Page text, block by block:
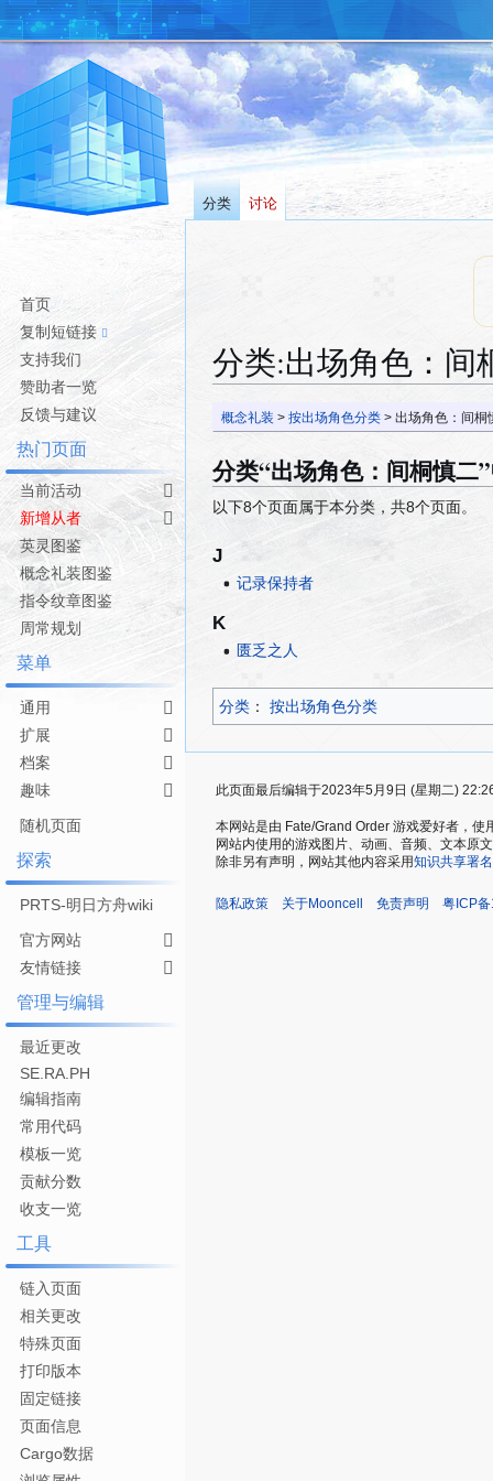
分类:出场角色：间
跳
转
到
导
航
跳
转
到
搜
索
概念礼装 > 按出场角色分类 > 出场角色：间桐
分类“出场角色：间桐慎二
以下8个页面属于本分类，共8个页面。
J
记录保持者
K
匮乏之人
分类 ：​ 按出场角色分类
分类 讨论
首页
复制短链接
支持我们
赞助者一览
反馈与建议
热门页面
当前活动
新增从者
英灵图鉴
概念礼装图鉴
指令纹章图鉴
周常规划
菜单
通用
扩展
档案
趣味
随机页面
探索
PRTS-明日方舟wiki
官方网站
友情链接
管理与编辑
最近更改
SE.RA.PH
编辑指南
常用代码
模板一览
贡献分数
收支一览
工具
链入页面
相关更改
特殊页面
打印版本
固定链接
页面信息
Cargo数据
此页面最后编辑于2023年5月9日 (星期二)
本网站是由 Fate/Grand Order 游戏爱好者，
网站内使用的游戏图片、动画、音频、文本原
除非另有声明，网站其他内容采用知识共享署
隐私政策 关于Mooncell 免责声明 粤ICP